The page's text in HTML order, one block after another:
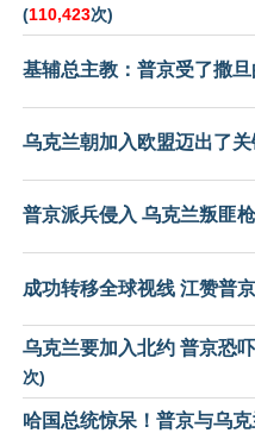
(110,423次)
基辅总主教：普京受了撒
乌克兰朝加入欧盟迈出了
普京派兵侵入 乌克兰叛匪
成功转移全球视线 江赞普
乌克兰要加入北约 普京恐
次)
哈国总统惊呆！普京与乌